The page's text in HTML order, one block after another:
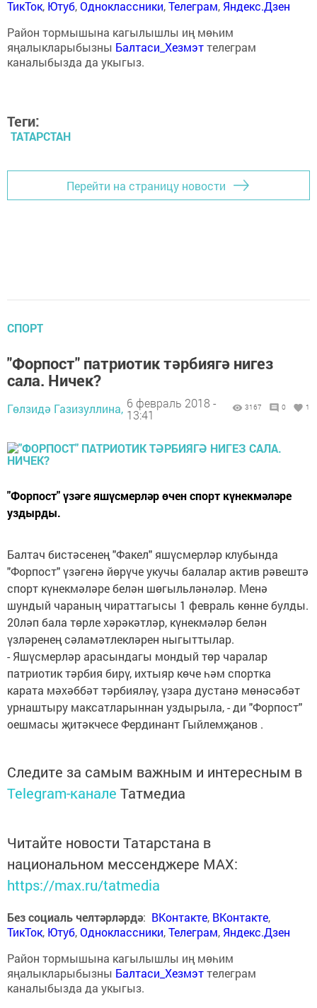
ТикТок, Ютуб,Одноклассники,Телеграм, Яндекс.Дзен
Район тормышына кагылышлы иң мөһим
яңалыкларыбызны Балтаси_Хезмэттелеграм
каналыбызда да укыгыз.
Теги:
ТАТАРСТАН
Перейти на страницу новости
СПОРТ
"Форпост" патриотик тәрбиягә нигез
сала. Ничек?
Гөлзидә Газизуллина, 6 февраль 2018 -
13:41
3167 0 1
"Форпост" үзәге яшүсмерләр өчен спорт күнекмәләре
уздырды.
Балтач бистәсенең "Факел" яшүсмерләр клубында
"Форпост" үзәгенә йөрүче укучы балалар актив рәвештә
спорт күнекмәләре белән шөгыльләнәләр. Менә
шундый чараның чираттагысы 1 февраль көнне булды.
20ләп бала төрле хәрәкәтләр, күнекмәләр белән
үзләренең сәламәтлекләрен ныгыттылар.
- Яшүсмерләр арасындагы мондый төр чаралар
патриотик тәрбия бирү, ихтыяр көче һәм спортка
карата мәхәббәт тәрбияләү, үзара дустанә мөнәсәбәт
урнаштыру максатларыннан уздырыла, - ди "Форпост"
оешмасы җитәкчесе Фердинант Гыйлемҗанов .
Следите за самым важным и интересным в
Telegram-канале Татмедиа
Читайте новости Татарстана в
национальном мессенджере MАХ:
https://max.ru/tatmedia
Без социаль челтәрләрдә: ВКонтакте, ВКонтакте,
ТикТок, Ютуб,Одноклассники,Телеграм, Яндекс.Дзен
Район тормышына кагылышлы иң мөһим
яңалыкларыбызны Балтаси_Хезмэттелеграм
каналыбызда да укыгыз.